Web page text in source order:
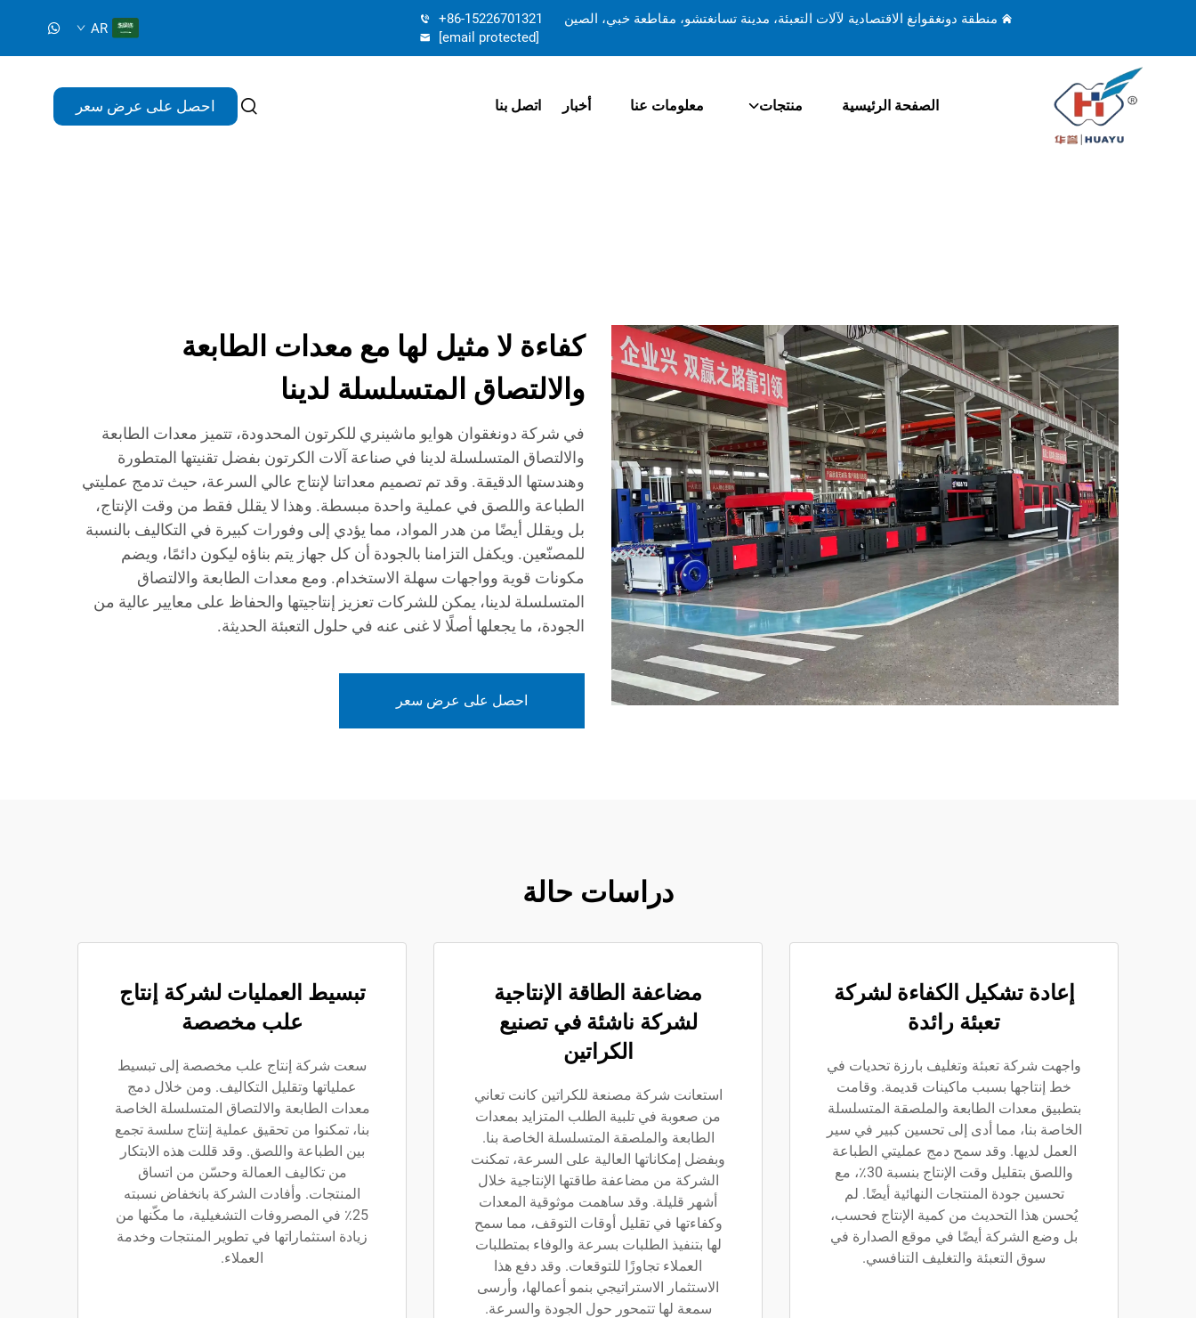
منطقة دونغقوانغ الاقتصادية لآلات التعبئة، مدينة تسانغتشو، مقاطعة خبي، الصين
+86-15226701321
[email protected]
AR
الصفحة الرئيسية منتجات معلومات عنا أخبار اتصل بنا احصل على عرض سعر
كفاءة لا مثيل لها مع معدات الطابعة
والالتصاق المتسلسلة لدينا
في شركة دونغقوان هوايو ماشينري للكرتون المحدودة، تتميز معدات الطابعة
والالتصاق المتسلسلة لدينا في صناعة آلات الكرتون بفضل تقنيتها المتطورة
وهندستها الدقيقة. وقد تم تصميم معداتنا لإنتاج عالي السرعة، حيث تدمج عمليتي
الطباعة واللصق في عملية واحدة مبسطة. وهذا لا يقلل فقط من وقت الإنتاج،
بل ويقلل أيضًا من هدر المواد، مما يؤدي إلى وفورات كبيرة في التكاليف بالنسبة
للمصنّعين. ويكفل التزامنا بالجودة أن كل جهاز يتم بناؤه ليكون دائمًا، ويضم
مكونات قوية وواجهات سهلة الاستخدام. ومع معدات الطابعة والالتصاق
المتسلسلة لدينا، يمكن للشركات تعزيز إنتاجيتها والحفاظ على معايير عالية من
الجودة، ما يجعلها أصلًا لا غنى عنه في حلول التعبئة الحديثة.
احصل على عرض سعر
دراسات حالة
إعادة تشكيل الكفاءة لشركة
تعبئة رائدة
واجهت شركة تعبئة وتغليف بارزة تحديات في
خط إنتاجها بسبب ماكينات قديمة. وقامت
بتطبيق معدات الطابعة والملصقة المتسلسلة
الخاصة بنا، مما أدى إلى تحسين كبير في سير
العمل لديها. وقد سمح دمج عمليتي الطباعة
واللصق بتقليل وقت الإنتاج بنسبة 30٪، مع
تحسين جودة المنتجات النهائية أيضًا. لم
يُحسن هذا التحديث من كمية الإنتاج فحسب،
بل وضع الشركة أيضًا في موقع الصدارة في
سوق التعبئة والتغليف التنافسي.
مضاعفة الطاقة الإنتاجية
لشركة ناشئة في تصنيع
الكراتين
استعانت شركة مصنعة للكراتين كانت تعاني
من صعوبة في تلبية الطلب المتزايد بمعدات
الطابعة والملصقة المتسلسلة الخاصة بنا.
وبفضل إمكاناتها العالية على السرعة، تمكنت
الشركة من مضاعفة طاقتها الإنتاجية خلال
أشهر قليلة. وقد ساهمت موثوقية المعدات
وكفاءتها في تقليل أوقات التوقف، مما سمح
لها بتنفيذ الطلبات بسرعة والوفاء بمتطلبات
العملاء تجاوزًا للتوقعات. وقد دفع هذا
الاستثمار الاستراتيجي بنمو أعمالها، وأرسى
سمعة لها تتمحور حول الجودة والسرعة.
تبسيط العمليات لشركة إنتاج
علب مخصصة
سعت شركة إنتاج علب مخصصة إلى تبسيط
عملياتها وتقليل التكاليف. ومن خلال دمج
معدات الطابعة والالتصاق المتسلسلة الخاصة
بنا، تمكنوا من تحقيق عملية إنتاج سلسة تجمع
بين الطباعة واللصق. وقد قللت هذه الابتكار
من تكاليف العمالة وحسّن من اتساق
المنتجات. وأفادت الشركة بانخفاض نسبته
25٪ في المصروفات التشغيلية، ما مكّنها من
زيادة استثماراتها في تطوير المنتجات وخدمة
العملاء.